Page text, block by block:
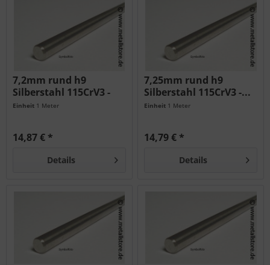
7,2mm rund h9
Silberstahl 115CrV3 -
geschliffen...
Einheit 1 Meter
14,87 € *
Details
7,25mm rund h9
Silberstahl 115CrV3 -...
Einheit 1 Meter
14,79 € *
Details